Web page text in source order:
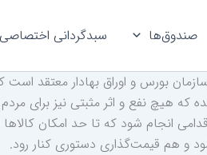
صندوق‌ها سبدگردانی اختصاصی
بورس و اوراق بهادار معتقد
که هیچ نفع و اثر مثبتی نیز برای
انجام شود که تا حد امکان
و هم قیمت‌گذاری دستوری کنار رود.